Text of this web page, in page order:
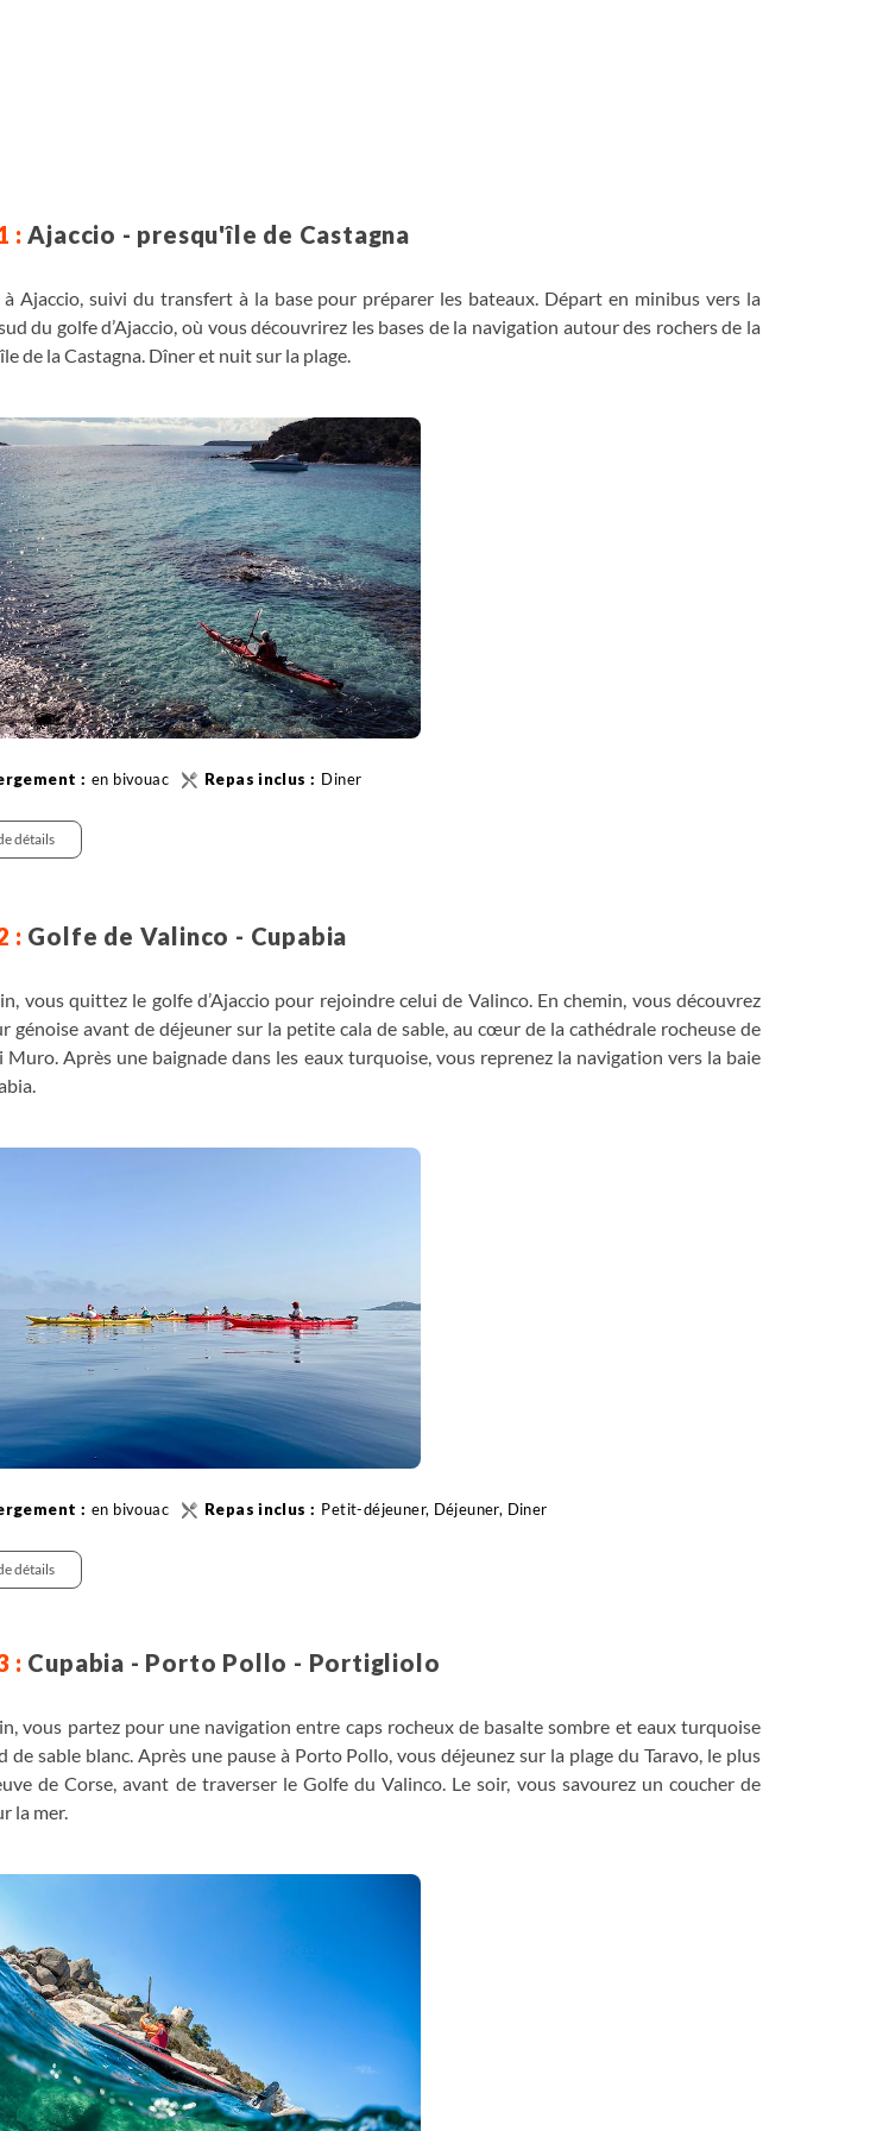
Ajaccio - presqu'île de Castagna
à Ajaccio, suivi du transfert à la base pour préparer les bateaux. Départ en minibus vers la
du golfe d’Ajaccio, où vous découvrirez les bases de la navigation autour des rochers de la
de la Castagna. Dîner et nuit sur la plage.
en bivouac Diner
détails
Golfe de Valinco - Cupabia
vous quittez le golfe d’Ajaccio pour rejoindre celui de Valinco. En chemin, vous découvrez
génoise avant de déjeuner sur la petite cala de sable, au cœur de la cathédrale rocheuse de
Muro. Après une baignade dans les eaux turquoise, vous reprenez la navigation vers la baie
en bivouac Petit-déjeuner, Déjeuner, Diner
détails
Cupabia - Porto Pollo - Portigliolo
vous partez pour une navigation entre caps rocheux de basalte sombre et eaux turquoise
de sable blanc. Après une pause à Porto Pollo, vous déjeunez sur la plage du Taravo, le plus
de Corse, avant de traverser le Golfe du Valinco. Le soir, vous savourez un coucher de
la mer.